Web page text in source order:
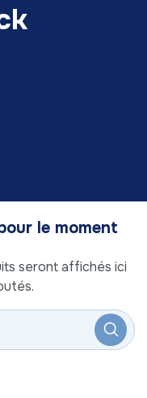
le moment
seront affichés ici